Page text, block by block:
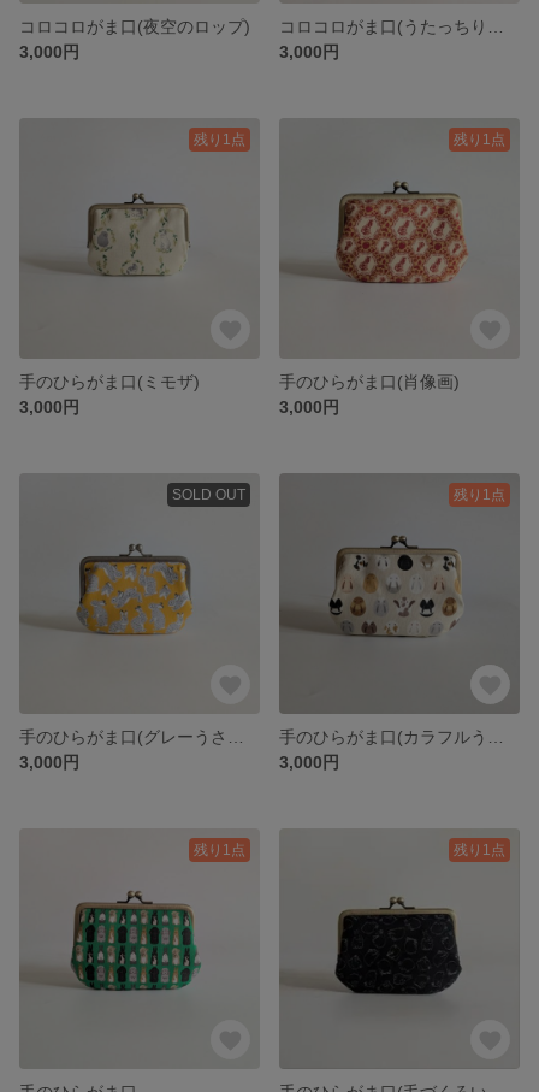
コロコロがま口(夜空のロップ)
3,000円
3,000円
残り1点
手のひらがま口(ミモザ)
3,000円
残り1点
手のひらがま口(肖像画)
3,000円
SOLD OUT
3,000円
残り1点
3,000円
残り1点 残り1点